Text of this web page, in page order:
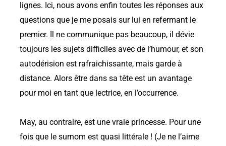
lignes. Ici, nous avons enfin toutes les réponses aux
questions que je me posais sur lui en refermant le
premier. Il ne communique pas beaucoup, il dévie
toujours les sujets difficiles avec de l’humour, et son
autodérision est rafraichissante, mais garde à
distance. Alors être dans sa tête est un avantage
pour moi en tant que lectrice, en l’occurrence.
May, au contraire, est une vraie princesse. Pour une
fois que le surnom est quasi littérale ! (Je ne l’aime